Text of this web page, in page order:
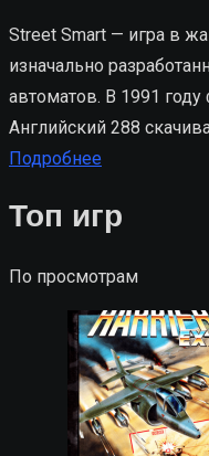
Street Smart — игра в
изначально
автоматов. В 1991
Английский 288
Подробнее
Топ игр
По просмотрам